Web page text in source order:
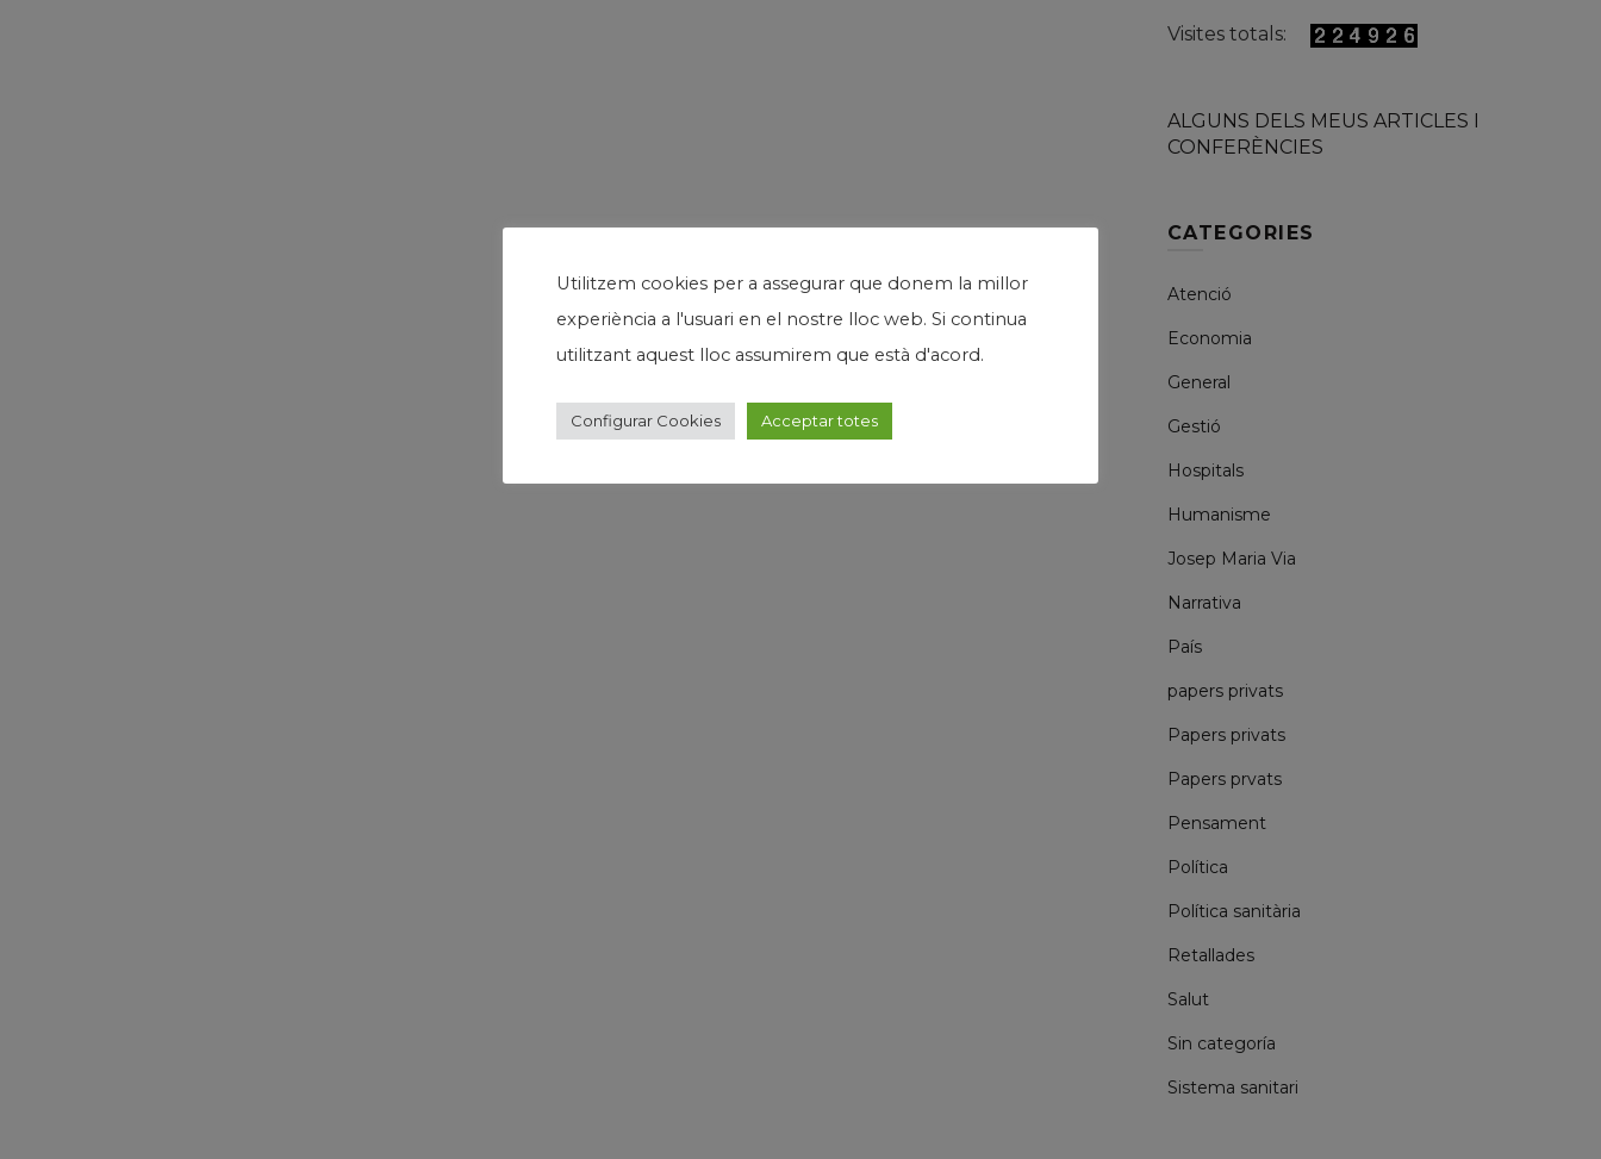
Visites totals:
ALGUNS DELS MEUS ARTICLES I
CONFERÈNCIES
CATEGORIES
Atenció
Economia
General
Gestió
Hospitals
Humanisme
Josep Maria Via
Narrativa
País
papers privats
Papers privats
Papers prvats
Pensament
Política
Política sanitària
Retallades
Salut
Sin categoría
Sistema sanitari
Utilitzem cookies per a assegurar que donem la millor
experiència a l'usuari en el nostre lloc web. Si continua
utilitzant aquest lloc assumirem que està d'acord.
Configurar Cookies Acceptar totes